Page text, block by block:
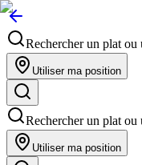
Rechercher un plat ou
Utiliser ma position
Rechercher un plat ou
Utiliser ma position